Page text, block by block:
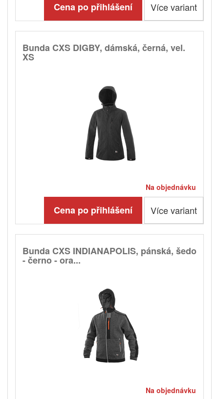
Cena po přihlášení Více variant
Bunda CXS DIGBY, dámská, černá, vel.
XS
Na objednávku
Cena po přihlášení Více variant
Bunda CXS INDIANAPOLIS, pánská, šedo
- černo - ora...
Na objednávku